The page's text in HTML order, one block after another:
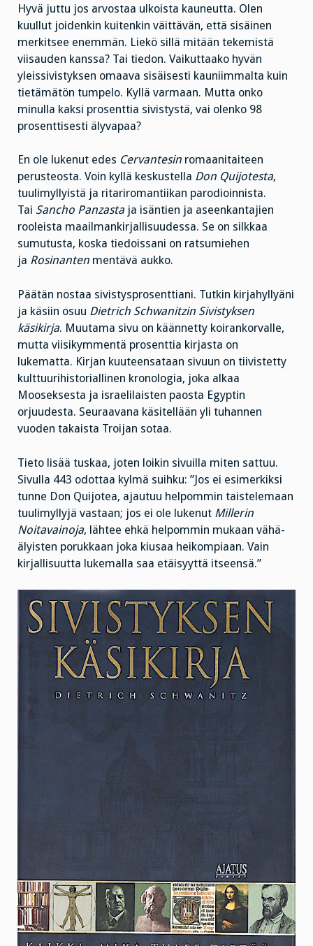
Hyvä juttu jos arvostaa ulkoista kauneutta. Olen
kuullut joidenkin kuitenkin väittävän, että sisäinen
merkitsee enemmän. Liekö sillä mitään tekemistä
viisauden kanssa? Tai tiedon. Vaikuttaako hyvän
yleissivistyksen omaava sisäisesti kauniimmalta kuin
tietämätön tumpelo. Kyllä varmaan. Mutta onko
minulla kaksi prosenttia sivistystä, vai olenko 98
prosenttisesti älyvapaa?
En ole lukenut edes Cervantesin romaanitaiteen
perusteosta. Voin kyllä keskustella Don Quijotesta,
tuulimyllyistä ja ritariromantiikan parodioinnista.
Tai Sancho Panzasta ja isäntien ja aseenkantajien
rooleista maailmankirjallisuudessa. Se on silkkaa
sumutusta, koska tiedoissani on ratsumiehen
ja Rosinanten mentävä aukko.
Päätän nostaa sivistysprosenttiani. Tutkin kirjahyllyäni
ja käsiin osuu Dietrich Schwanitzin Sivistyksen
käsikirja. Muutama sivu on käännetty koirankorvalle,
mutta viisikymmentä prosenttia kirjasta on
lukematta. Kirjan kuuteensataan sivuun on tiivistetty
kulttuurihistoriallinen kronologia, joka alkaa
Mooseksesta ja israelilaisten paosta Egyptin
orjuudesta. Seuraavana käsitellään yli tuhannen
vuoden takaista Troijan sotaa.
Tieto lisää tuskaa, joten loikin sivuilla miten sattuu.
Sivulla 443 odottaa kylmä suihku: ”Jos ei esimerkiksi
tunne Don Quijotea, ajautuu helpommin taistelemaan
tuulimyllyjä vastaan; jos ei ole lukenut Millerin
Noitavainoja, lähtee ehkä helpommin mukaan vähä-
älyisten porukkaan joka kiusaa heikompiaan. Vain
kirjallisuutta lukemalla saa etäisyyttä itseensä.”